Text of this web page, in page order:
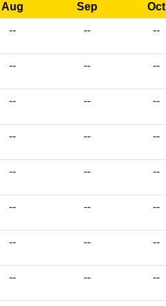
Aug Sep Oct
-- -- --
-- -- --
-- -- --
-- -- --
-- -- --
-- -- --
-- -- --
-- -- --